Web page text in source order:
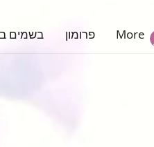
בשמים פרומון More